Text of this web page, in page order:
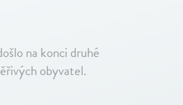
na konci druhé
obyvatel.